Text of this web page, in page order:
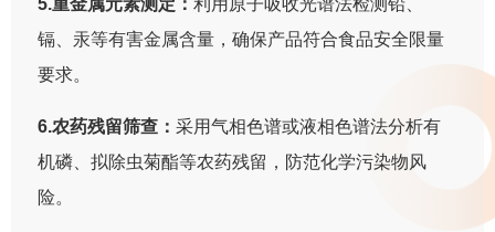
镉、汞等有害金属含量，确保产品符合食品安全限量
要求。
6.农药残留筛查：采用气相色谱或液相色谱法分析有
机磷、拟除虫菊酯等农药残留，防范化学污染物风
险。